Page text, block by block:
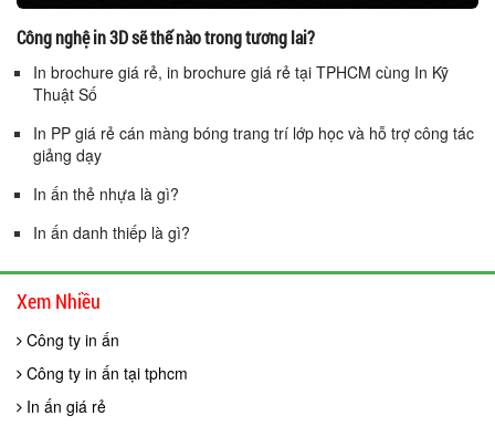
Công nghệ in 3D sẽ thế nào trong tương lai?
In brochure giá rẻ, in brochure giá rẻ tại TPHCM cùng In Kỹ
Thuật Số
In PP giá rẻ cán màng bóng trang trí lớp học và hỗ trợ công tác
giảng dạy
In ấn thẻ nhựa là gì?
In ấn danh thiếp là gì?
Xem Nhiều
Công ty in ấn
Công ty in ấn tại tphcm
In ấn giá rẻ